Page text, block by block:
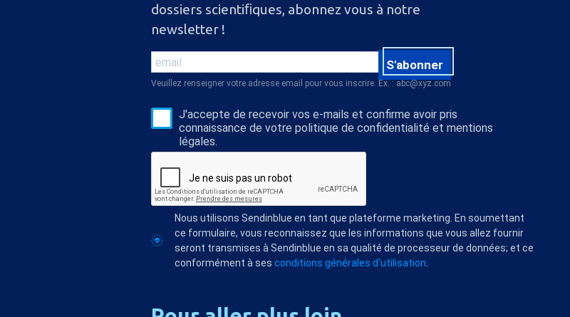
dossiers scientiﬁques, abonnez vous à notre
newsletter !
S'abonner
Veuillez renseigner votre adresse email pour vous inscrire. Ex. : abc@xyz.com
J'accepte de recevoir vos e-mails et confirme avoir pris
connaissance de votre politique de confidentialité et mentions
légales.
Nous utilisons Sendinblue en tant que plateforme marketing. En soumettant
ce formulaire, vous reconnaissez que les informations que vous allez fournir
seront transmises à Sendinblue en sa qualité de processeur de données; et ce
conformément à sesconditions générales d'utilisation